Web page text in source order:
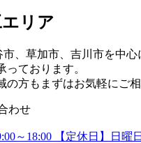
リア
、草加市、吉川市を中
っております。
の方もまずはお気軽にご相
わせ
～18:00 【定休日】日曜日